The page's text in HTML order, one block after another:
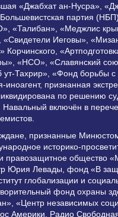
«Джабхат ан-Нусра»,
партия
«Талибан», «Меджлис
«Свидетели Иеговы»,
Корчинского,
«НСО», «Славянский
Тахрир», «Фонд борьбы с
признанная
по решению
Навальный включён в
признанные
историко-
правозащитное общество
Юрия Левады, фонд «В
глобализации и
фонд охраны
«Центр независимых
Америки, Радио